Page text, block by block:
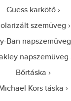
Guess karkötő
szemüveg
Ban napszemüveg
napszemüveg
Bőrtáska
Kors táska